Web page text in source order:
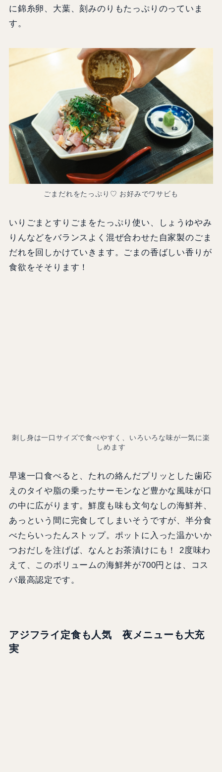
に錦糸卵、大葉、刻みのりもたっぷりのっていま
す。
ごまだれをたっぷり♡ お好みでワサビも
いりごまとすりごまをたっぷり使い、しょうゆやみ
りんなどをバランスよく混ぜ合わせた自家製のごま
だれを回しかけていきます。ごまの香ばしい香りが
食欲をそそります！
刺し身は一口サイズで食べやすく、いろいろな味が一気に楽
しめます
早速一口食べると、たれの絡んだプリッとした歯応
えのタイや脂の乗ったサーモンなど豊かな風味が口
の中に広がります。鮮度も味も文句なしの海鮮丼、
あっという間に完食してしまいそうですが、半分食
べたらいったんストップ。ポットに入った温かいか
つおだしを注げば、なんとお茶漬けにも！ 2度味わ
えて、このボリュームの海鮮丼が700円とは、コス
パ最高認定です。
アジフライ定食も人気 夜メニューも大充
実